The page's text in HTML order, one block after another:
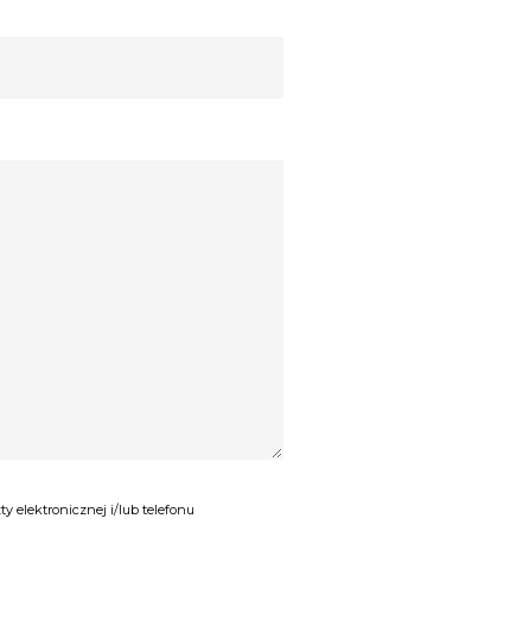
elektronicznej i/lub telefonu